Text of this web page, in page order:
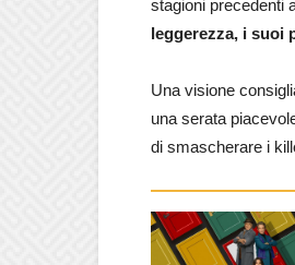
stagioni precedenti
leggerezza, i suoi
Una visione
una serata
di smascherare i